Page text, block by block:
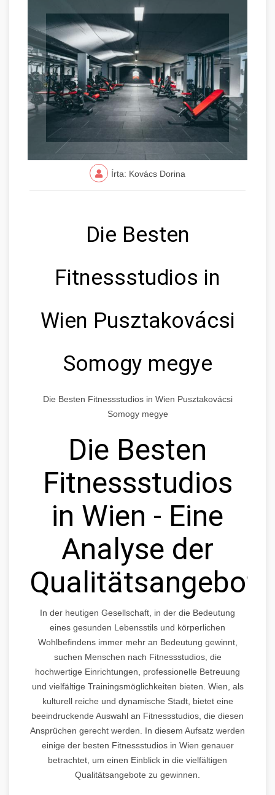
Írta: Kovács Dorina
Die Besten
Fitnessstudios in
Wien Pusztakovácsi
Somogy megye
Die Besten Fitnessstudios in Wien Pusztakovácsi
Somogy megye
Die Besten
Fitnessstudios
in Wien - Eine
Analyse der
Qualitätsangebote
In der heutigen Gesellschaft, in der die Bedeutung
eines gesunden Lebensstils und körperlichen
Wohlbefindens immer mehr an Bedeutung gewinnt,
suchen Menschen nach Fitnessstudios, die
hochwertige Einrichtungen, professionelle Betreuung
und vielfältige Trainingsmöglichkeiten bieten. Wien, als
kulturell reiche und dynamische Stadt, bietet eine
beeindruckende Auswahl an Fitnessstudios, die diesen
Ansprüchen gerecht werden. In diesem Aufsatz werden
einige der besten Fitnessstudios in Wien genauer
betrachtet, um einen Einblick in die vielfältigen
Qualitätsangebote zu gewinnen.